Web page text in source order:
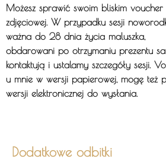
Możesz sprawić swoim bliskim
zdjęciowej. W przypadku sesji
ważna do 28 dnia życia maluszka,
obdarowani po otrzymaniu prezentu
kontaktują i ustalamy szczegóły sesji.
u mnie w wersji papierowej, mogę też
wersji elektronicznej do wysłania.
Dodatkowe odbitki